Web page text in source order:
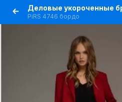
PiRS 4746 бордо